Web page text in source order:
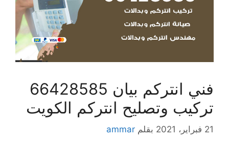
فني انتركم بيان 66428585
تركيب وتصليح انتركم الكويت
21 فبراير، 2021 بقلم ammar